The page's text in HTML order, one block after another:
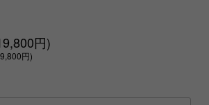
円)
円)